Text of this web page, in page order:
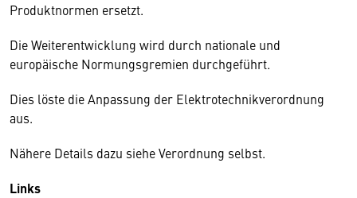
Produktnormen ersetzt.
Die Weiterentwicklung wird durch nationale und
europäische Normungsgremien durchgeführt.
Dies löste die Anpassung der Elektrotechnikverordnung
aus.
Nähere Details dazu siehe Verordnung selbst.
Links